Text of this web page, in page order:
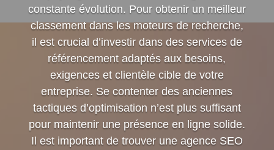
constante évolution. Pour obtenir un meilleur
classement dans les moteurs de recherche,
il est crucial d’investir dans des services de
référencement adaptés aux besoins,
exigences et clientèle cible de votre
entreprise. Se contenter des anciennes
tactiques d’optimisation n’est plus suffisant
pour maintenir une présence en ligne solide.
Il est important de trouver une agence SEO